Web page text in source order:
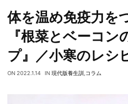
体を温め免疫力を
『根菜とベーコン
プ』／小寒のレシ
ON 2022.1.14 IN 現代版養生訓 ,コラム